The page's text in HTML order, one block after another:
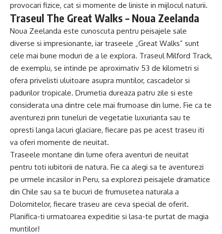
provocari fizice, cat si momente de liniste in mijlocul naturii.
Traseul The Great Walks – Noua Zeelanda
Noua Zeelanda este cunoscuta pentru peisajele sale
diverse si impresionante, iar traseele „Great Walks” sunt
cele mai bune moduri de a le explora. Traseul Milford Track,
de exemplu, se intinde pe aproximativ 53 de kilometri si
ofera privelisti uluitoare asupra muntilor, cascadelor si
padurilor tropicale. Drumetia dureaza patru zile si este
considerata una dintre cele mai frumoase din lume. Fie ca te
aventurezi prin tuneluri de vegetatie luxurianta sau te
opresti langa lacuri glaciare, fiecare pas pe acest traseu iti
va oferi momente de neuitat.
Traseele montane din lume ofera aventuri de neuitat
pentru toti iubitorii de natura. Fie ca alegi sa te aventurezi
pe urmele incasilor in Peru, sa explorezi peisajele dramatice
din Chile sau sa te bucuri de frumusetea naturala a
Dolomitelor, fiecare traseu are ceva special de oferit.
Planifica-ti urmatoarea expeditie si lasa-te purtat de magia
muntilor!